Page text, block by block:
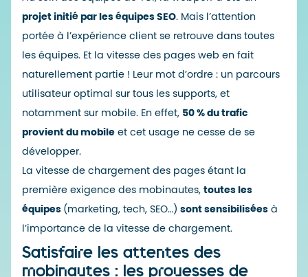
projet initié par les équipes SEO. Mais l’attention
portée à l’expérience client se retrouve dans toutes
les équipes. Et la vitesse des pages web en fait
naturellement partie ! Leur mot d’ordre : un parcours
utilisateur optimal sur tous les supports, et
notamment sur mobile. En effet, 50 % du trafic
provient du mobile et cet usage ne cesse de se
développer.
La vitesse de chargement des pages étant la
première exigence des mobinautes, toutes les
équipes (marketing, tech, SEO…) sont sensibilisées à
l’importance de la vitesse de chargement.
Satisfaire les attentes des
mobinautes : les prouesses de